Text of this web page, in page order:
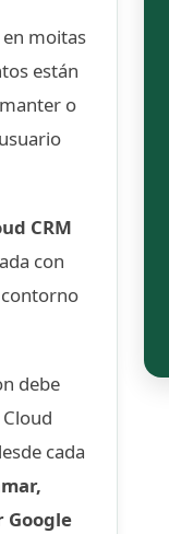
moitas
están
o
CRM
con
contorno
debe
cada
Google